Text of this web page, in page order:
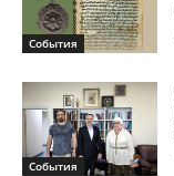
События
События